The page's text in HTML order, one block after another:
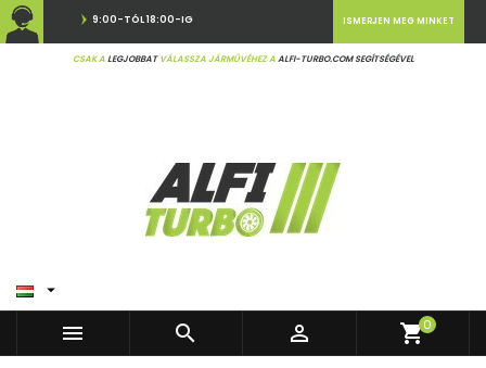
9:00-TÓL 18:00-IG
CSAK ALEGJOBBATVÁLASSZA JÁRMŰVÉHEZ AALFI-TURBO.COM SEGÍTSÉGÉVEL
ISMERJEN MEG MINKET

   shopping_cart0